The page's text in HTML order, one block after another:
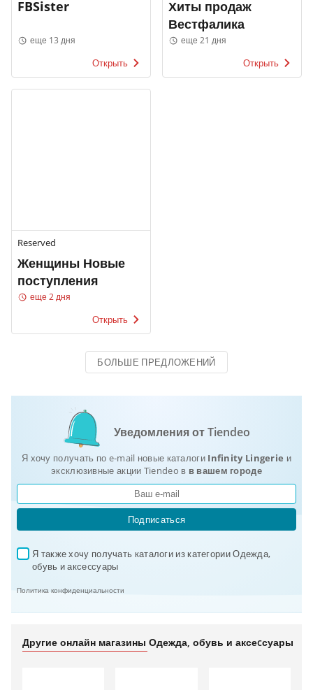
FBSister
еще 13 дня
Открыть
Хиты продаж
Вестфалика
еще 21 дня
Открыть
Reserved
Женщины Новые
поступления
еще 2 дня
Открыть
БОЛЬШЕ ПРЕДЛОЖЕНИЙ
Уведомления от Tiendeo
Я хочу получать по e-mail новые каталоги Infinity Lingerie и
эксклюзивные акции Tiendeo в в вашем городе
Подписаться
Я также хочу получать каталоги из категории Одежда,
обувь и аксеcсуары
Политика конфиденциальности
Другие онлайн магазины Одежда, обувь и аксеcсуары